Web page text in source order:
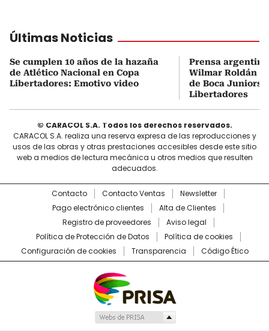
Últimas Noticias
Se cumplen 10 años de la hazaña
de Atlético Nacional en Copa
Libertadores: Emotivo video
Prensa
Wilmar Roldán
de Boca Juniors
Libertadores
© CARACOL S.A. Todos los derechos reservados.
CARACOL S.A. realiza una reserva expresa de las reproducciones y
usos de las obras y otras prestaciones accesibles desde este sitio
web a medios de lectura mecánica u otros medios que resulten
adecuados.
Contacto Contacto Ventas
Newsletter
Pago electrónico clientes
Alta de Clientes
Registro de proveedores
Aviso legal
Política de Protección de Datos
Política de cookies
Configuración de cookies
Transparencia Código Ético